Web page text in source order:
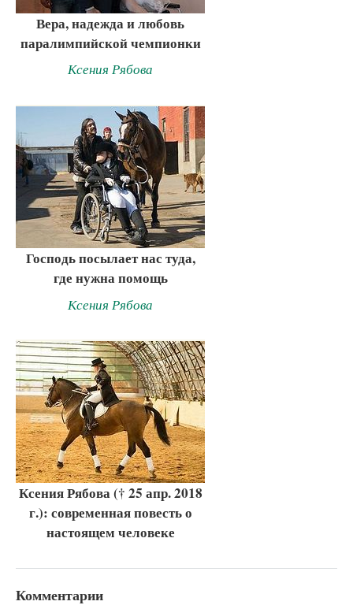
Вера, надежда и любовь
паралимпийской чемпионки
Ксения Рябова
Господь посылает нас туда,
где нужна помощь
Ксения Рябова
Ксения Рябова († 25 апр. 2018
г.): современная повесть о
настоящем человеке
Комментарии